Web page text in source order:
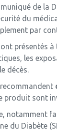
de la
du
par
présentés
les
décès.
recommandent
produit sont
notamment
du Diabète